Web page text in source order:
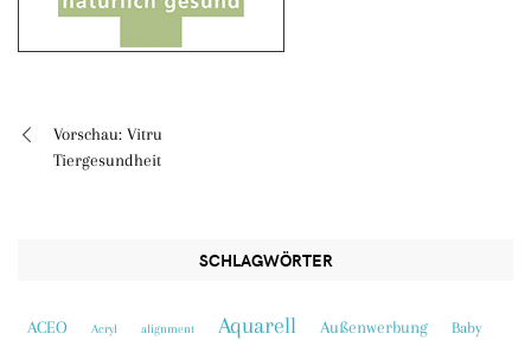
Beitragsnavigation
Vorschau: Vitru
Tiergesundheit
SCHLAGWÖRTER
ACEO Acryl alignment Aquarell Außenwerbung Baby